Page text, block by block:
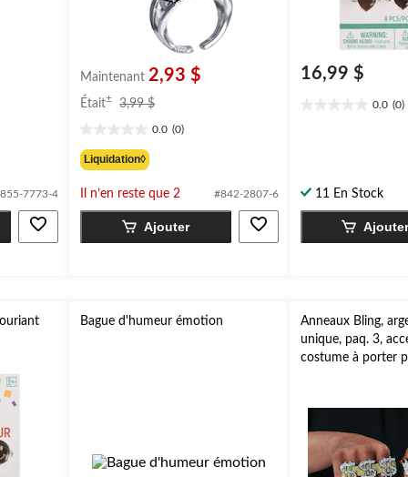
7773-4
Maintenant 2,93 $
Était± 3,99 $
3,99 $
0.0 (0)
étoile(s)
sur
5.
Liquidation◊
Il n’en reste que 2 #842-2807-6
Ajouter
16,99 $
0.0 (0)
11 En Stock
Bague d'humeur émotion
Anneaux Bling,
unique, paq. 3,
costume à porter